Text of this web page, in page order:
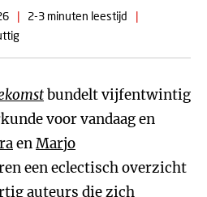
| 2-3 minuten leestijd
|
bundelt vijfentwintig
voor vandaag en
enMarjo
een eclectisch overzicht
auteurs die zich